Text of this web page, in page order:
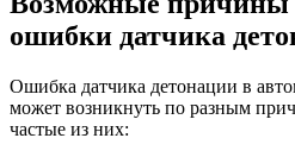
ошибки датчика
Ошибка датчика детонации в
может возникнуть по разным
частые из них: